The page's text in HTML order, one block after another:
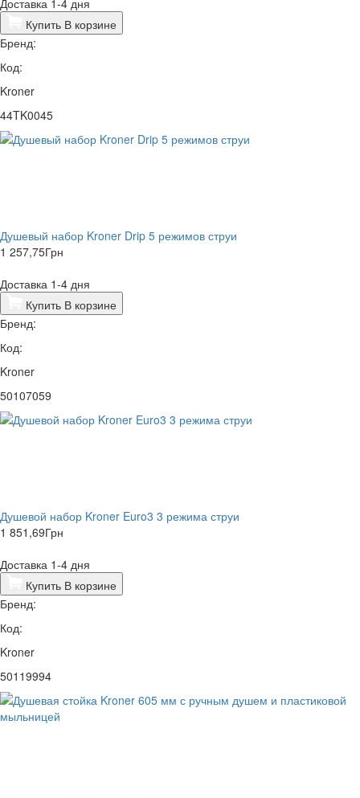
Доставка 1-4 дня
Купить В корзине
Бренд:
Код:
Kroner
44TK0045
Душевый набор Kroner Drip 5 режимов струи
1 257,75Грн
Доставка 1-4 дня
Купить В корзине
Бренд:
Код:
Kroner
50107059
Душевой набор Kroner Euro3 3 режима струи
1 851,69Грн
Доставка 1-4 дня
Купить В корзине
Бренд:
Код:
Kroner
50119994